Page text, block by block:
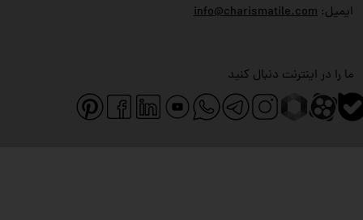
ما را در اینترنت دنبال کنید
ایمیل:info@charismatile.com